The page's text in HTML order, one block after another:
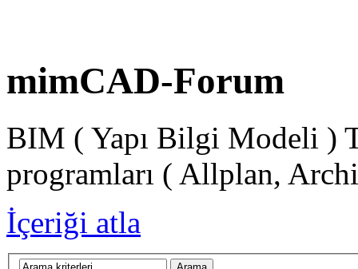
mimCAD-Forum
BIM ( Yapı Bilgi Modeli )
programları ( Allplan,
İçeriği atla